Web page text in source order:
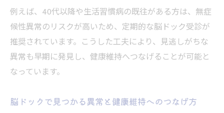
例えば、40代以降や生活習慣病の既往がある方は、無症
候性異常のリスクが高いため、定期的な脳ドック受診が
推奨されています。こうした工夫により、見逃しがちな
異常も早期に発見し、健康維持へつなげることが可能と
なっています。
脳ドックで見つかる異常と健康維持へのつなげ方